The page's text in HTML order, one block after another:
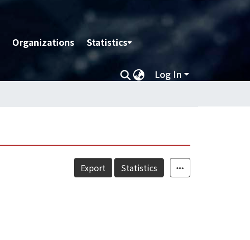
Organizations Statistics
Log In
Export Statistics